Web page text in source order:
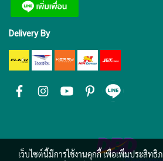
Delivery By
เว็บไซต์นี้มีการใช้งานคุกกี้ เพื่อเพิ่มประสิท